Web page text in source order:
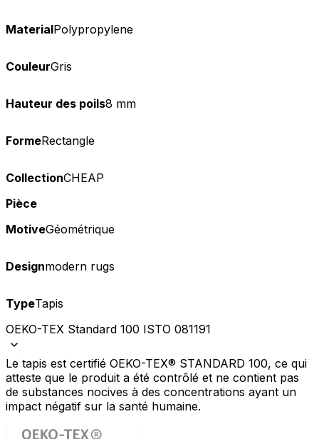
MaterialPolypropylene
CouleurGris
Hauteur des poils8 mm
FormeRectangle
CollectionCHEAP
Pièce
MotiveGéométrique
Designmodern rugs
TypeTapis
OEKO-TEX Standard 100 ISTO 081191
Le tapis est certifié OEKO-TEX® STANDARD 100, ce qui
atteste que le produit a été contrôlé et ne contient pas
de substances nocives à des concentrations ayant un
impact négatif sur la santé humaine.